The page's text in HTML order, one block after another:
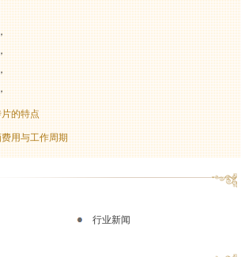
的特点
用与工作周期
行业新闻